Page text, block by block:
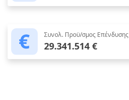
Συνολ. Προϋ/σμος Επένδυσης
29.341.514 €